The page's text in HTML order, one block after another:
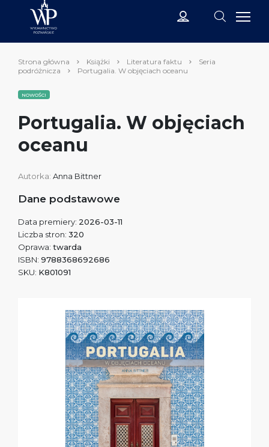
Strona główna Książki Literatura faktu
Seria
podróżnicza
Portugalia. W objęciach oceanu
NOWOŚCI
Portugalia. W objęciach
oceanu
Autorka: Anna Bittner
Dane podstawowe
Data premiery: 2026-03-11
Liczba stron: 320
Oprawa: twarda
ISBN: 9788368692686
SKU: K801091